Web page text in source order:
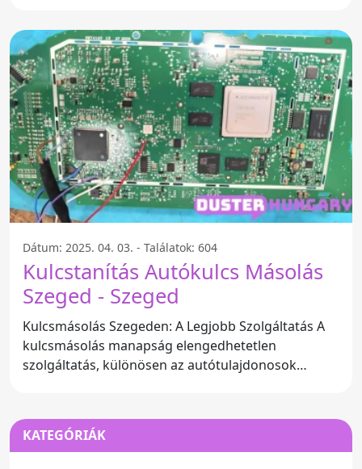
Dátum: 2025. 04. 03. - Találatok: 604
Kulcstanítás Autókulcs Másolás
Szeged - Szeged
Kulcsmásolás Szegeden: A Legjobb Szolgáltatás A
kulcsmásolás manapság elengedhetetlen
szolgáltatás, különösen az autótulajdonosok
KATEGÓRIÁK